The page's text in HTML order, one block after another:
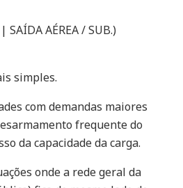
AÉREA / SUB.)
simples.
com demandas maiores
frequente do
da capacidade da carga.
onde a rede geral da